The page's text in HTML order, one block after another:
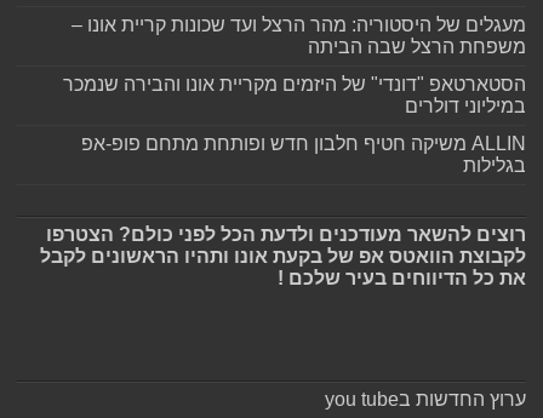
מעגלים של היסטוריה: מהר הרצל ועד שכונות קריית אונו –
משפחת הרצל שבה הביתה
הסטארטאפ "דונדי" של היזמים מקריית אונו והבירה שנמכר
במיליוני דולרים
ALLIN משיקה חטיף חלבון חדש ופותחת מתחם פופ-אפ
בגלילות
רוצים להשאר מעודכנים ולדעת הכל לפני כולם? הצטרפו
לקבוצת הוואטס אפ של בקעת אונו ותהיו הראשונים לקבל
את כל הדיווחים בעיר שלכם !
ערוץ החדשות בyou tube